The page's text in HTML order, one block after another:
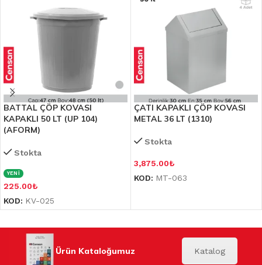
BATTAL ÇÖP KOVASI
KAPAKLI 50 LT (UP 104)
(AFORM)
Stokta
YENİ
225.00₺
KOD: KV-025
ÇATI KAPAKLI ÇÖP KOVASI
METAL 36 LT (1310)
Stokta
3,875.00₺
KOD: MT-063
Ürün Kataloğumuz Katalog